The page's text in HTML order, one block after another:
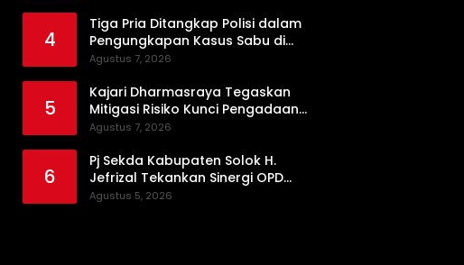
4
Tiga Pria Ditangkap Polisi dalam
Pengungkapan Kasus Sabu di
Dharmasraya, Timbangan Digital
Agustus 7, 2026
5
Kajari Dharmasraya Tegaskan
Mitigasi Risiko Kunci Pengadaan
Barang dan Jasa yang Bersih
Agustus 7, 2026
6
Pj Sekda Kabupaten Solok H.
Jefrizal Tekankan Sinergi OPD
demi Percepatan Pembangunan
Agustus 5, 2026